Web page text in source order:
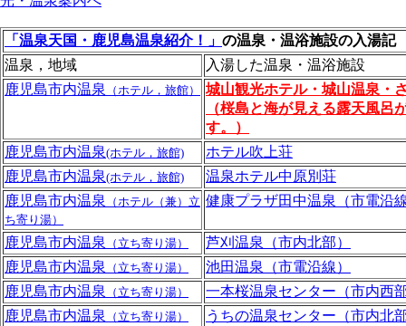
「温泉天国・鹿児島温泉紹介！」 の温泉・温浴施設の入湯記
温泉，地域
入湯した温泉・温浴施設
鹿児島市内温泉
（ホテル，旅館）
城山観光ホテル・城山温泉・
（桜島と海が見える露天風呂
す。）
鹿児島市内温泉(ホテル，旅館)
ホテル吹上荘
鹿児島市内温泉(ホテル，旅館)
温泉ホテル中原別荘
鹿児島市内温泉
（ホテル（兼）立
ち寄り湯）
健康プラザ田中温泉（市電沿
鹿児島市内温泉 （立ち寄り湯）
芦刈温泉（市内北部）
鹿児島市内温泉
（立ち寄り湯）
池田温泉（市電沿線）
鹿児島市内温泉
（立ち寄り湯）
一本桜温泉センター（市内西
鹿児島市内温泉
（立ち寄り湯）
うちの温泉センター（市内北